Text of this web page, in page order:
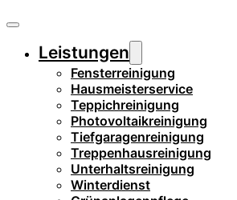
Leistungen
Fensterreinigung
Hausmeisterservice
Teppichreinigung
Photovoltaikreinigung
Tiefgaragenreinigung
Treppenhausreinigung
Unterhaltsreinigung
Winterdienst